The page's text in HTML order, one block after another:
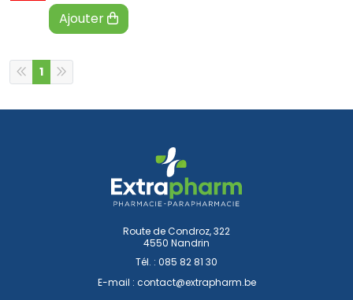
Ajouter
1
Route de Condroz, 322
4550 Nandrin
Tél. : 085 82 81 30
E-mail : contact@extrapharm.be